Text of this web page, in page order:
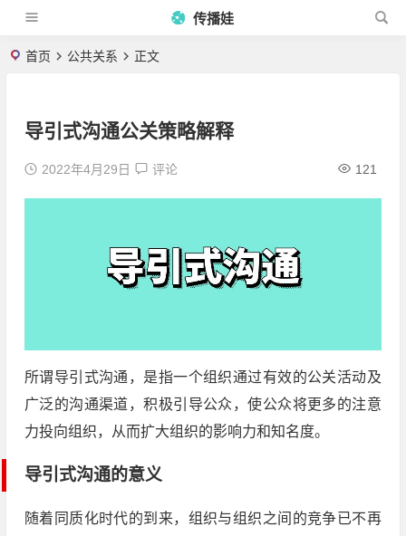
传播娃
首页 公共关系 正文
导引式沟通公关策略解释
2022年4月29日 评论 121
所谓导引式沟通，是指一个组织通过有效的公关活动及
广泛的沟通渠道，积极引导公众，使公众将更多的注意
力投向组织，从而扩大组织的影响力和知名度。
导引式沟通的意义
随着同质化时代的到来，组织与组织之间的竞争已不再